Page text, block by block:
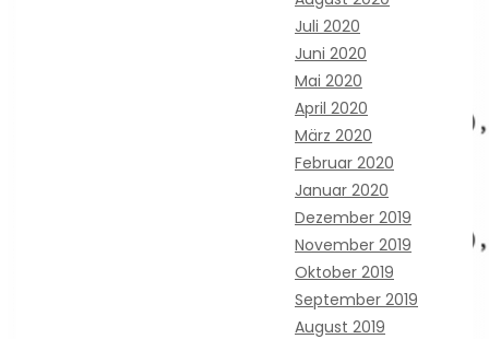
Juli 2020
Juni 2020
Mai 2020
April 2020
März 2020
Februar 2020
Januar 2020
Dezember 2019
November 2019
Oktober 2019
September 2019
August 2019